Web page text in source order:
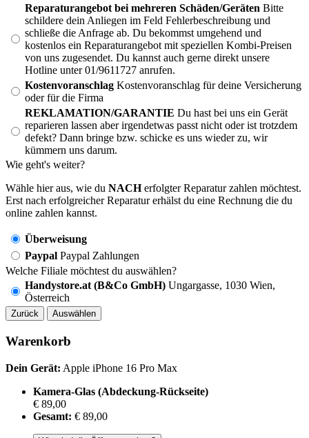
Reparaturangebot bei mehreren Schäden/Geräten Bitte
schildere dein Anliegen im Feld Fehlerbeschreibung und
schließe die Anfrage ab. Du bekommst umgehend und
kostenlos ein Reparaturangebot mit speziellen Kombi-Preisen
von uns zugesendet. Du kannst auch gerne direkt unsere
Hotline unter 01/9611727 anrufen.
Kostenvoranschlag Kostenvoranschlag für deine Versicherung
oder für die Firma
REKLAMATION/GARANTIE Du hast bei uns ein Gerät
reparieren lassen aber irgendetwas passt nicht oder ist trotzdem
defekt? Dann bringe bzw. schicke es uns wieder zu, wir
kümmern uns darum.
Wie geht's weiter?
Wähle hier aus, wie du NACHerfolgter Reparatur zahlen möchtest.
Erst nach erfolgreicher Reparatur erhälst du eine Rechnung die du
online zahlen kannst.
Überweisung
Paypal Paypal Zahlungen
Welche Filiale möchtest du auswählen?
Handystore.at (B&Co GmbH) Ungargasse, 1030 Wien,
Österreich
Zurück Auswählen
Warenkorb
Dein Gerät: Apple iPhone 16 Pro Max
Kamera-Glas (Abdeckung-Rückseite)
€ 89,00
Gesamt: € 89,00